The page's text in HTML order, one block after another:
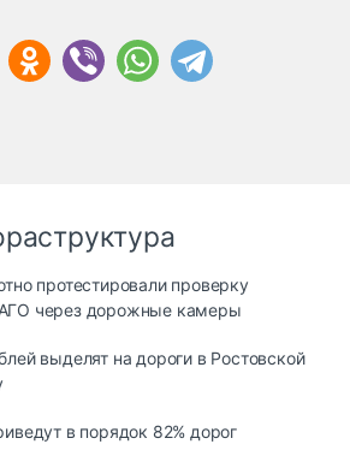
протестировали проверку
через дорожные камеры
выделят на дороги в Ростовской
в порядок 82% дорог